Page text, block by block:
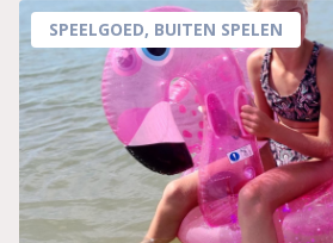
SPEELGOED, BUITEN SPELEN